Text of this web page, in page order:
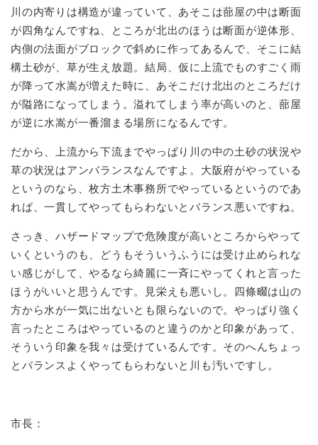
川の内寄りは構造が違っていて、あそこは蔀屋の中は断面
が四角なんですね、ところが北出のほうは断面が逆体形、
内側の法面がブロックで斜めに作ってあるんで、そこに結
構土砂が、草が生え放題。結局、仮に上流でものすごく雨
が降って水嵩が増えた時に、あそこだけ北出のところだけ
が隘路になってしまう。溢れてしまう率が高いのと、蔀屋
が逆に水嵩が一番溜まる場所になるんです。
だから、上流から下流までやっぱり川の中の土砂の状況や
草の状況はアンバランスなんですよ。大阪府がやっている
というのなら、枚方土木事務所でやっているというのであ
れば、一貫してやってもらわないとバランス悪いですね。
さっき、ハザードマップで危険度が高いところからやって
いくというのも、どうもそういうふうには受け止められな
い感じがして、やるなら綺麗に一斉にやってくれと言った
ほうがいいと思うんです。見栄えも悪いし。四條畷は山の
方から水が一気に出ないとも限らないので。やっぱり強く
言ったところはやっているのと違うのかと印象があって、
そういう印象を我々は受けているんです。そのへんちょっ
とバランスよくやってもらわないと川も汚いですし。
市長：